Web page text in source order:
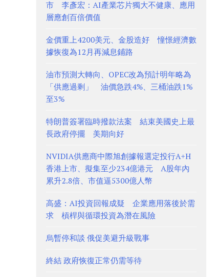
市 李彥宏：AI產業芯片獨大不健康、應用
層應創百倍價值
金價重上4200美元、金股造好 憧憬經濟數
據恢復為12月再減息鋪路
油市預測大轉向、OPEC改為預計明年略為
「供應過剩」 油價急跌4%、三桶油跌1%
至3%
特朗普簽署臨時撥款法案 結束美國史上最
長政府停擺 美期向好
NVIDIA供應商中際旭創據報選定投行A+H
香港上市、擬集至少234億港元 A股年內
累升2.8倍、市值逼5300億人幣
高盛：AI投資回報成疑 企業應用落後於需
求 槓桿與循環投資為潛在風險
烏暫停和談 俄促美避升級戰事
終結 政府恢復正常仍需等待